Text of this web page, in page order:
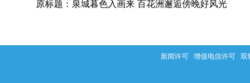
原标题：泉城暮色入画来 百花洲邂逅傍晚好风光
新闻许可 增值电信许可 双